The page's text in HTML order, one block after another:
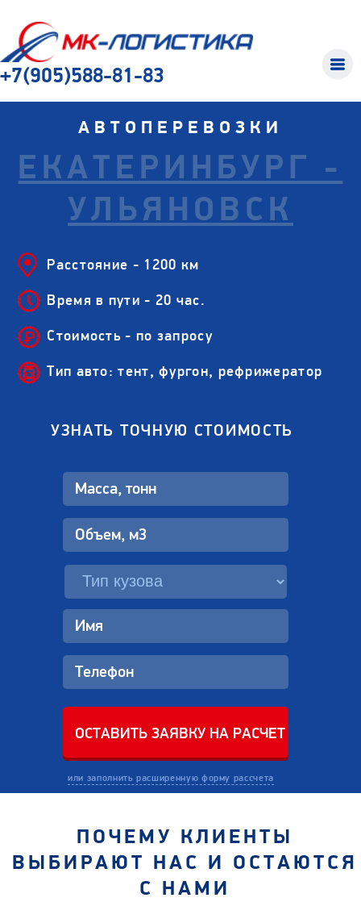
+7(905)588-81-83
АВТОПЕРЕВОЗКИ
ЕКАТЕРИНБУРГ -
УЛЬЯНОВСК
Расстояние - 1200 км
Время в пути - 20 час.
Стоимость - по запросу
Тип авто: тент, фургон, рефрижератор
УЗНАТЬ ТОЧНУЮ СТОИМОСТЬ
или заполнить расширенную форму рассчета
ПОЧЕМУ КЛИЕНТЫ
ВЫБИРАЮТ НАС И ОСТАЮТСЯ
С НАМИ